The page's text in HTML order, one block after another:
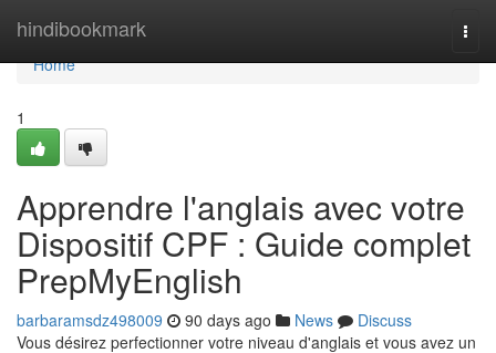
hindibookmark
Home
Home
1
Apprendre l'anglais avec votre
Dispositif CPF : Guide complet
PrepMyEnglish
barbaramsdz498009 90 days ago News
Discuss
Vous désirez perfectionner votre niveau d'anglais et vous avez un